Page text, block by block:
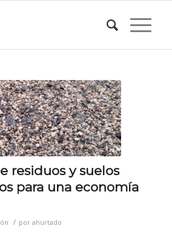
residuos y suelos
para una economía
/ por ahurtado